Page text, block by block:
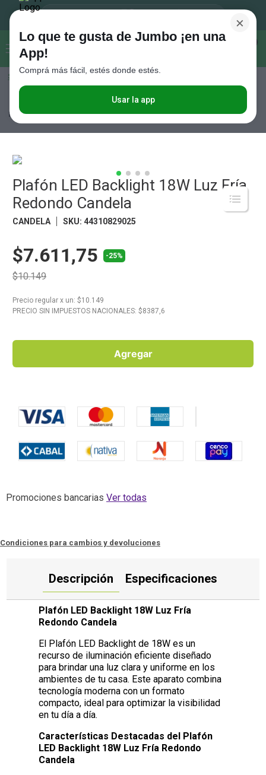
Buscar...
Seleccioná el método de entrega
×
Lo que te gusta de Jumbo ¡en una
App!
Comprá más fácil, estés donde estés.
Usar la app
Lámparas
Plafón LED Backlight 18W Luz
Fría Redondo Candela
Plafón LED Backlight 18W Luz Fría
Redondo Candela
CANDELA SKU:44310829025
$7.611,75 -25%
$10.149
Precio regular x un: $10.149
PRECIO SIN IMPUESTOS NACIONALES: $8387,6
Agregar
Promociones bancarias Ver todas
Condiciones para cambios y devoluciones
Descripción Especificaciones
Plafón LED Backlight 18W Luz Fría
Redondo Candela
El Plafón LED Backlight de 18W es un
recurso de iluminación eficiente diseñado
para brindar una luz clara y uniforme en los
ambientes de tu casa. Este aparato combina
tecnología moderna con un formato
compacto, ideal para optimizar la visibilidad
en tu día a día.
Características Destacadas del Plafón
LED Backlight 18W Luz Fría Redondo
Candela
Términos más buscados
.
Valijas
Cerveza
Galletitas
Yerba
Juguetes